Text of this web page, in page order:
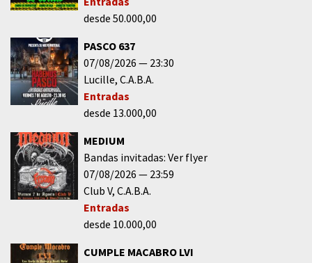
desde 50.000,00
PASCO 637
07/08/2026
23:30
Lucille C.A.B.A.
Entradas
desde 13.000,00
MEDIUM
Bandas invitadas: Ver flyer
07/08/2026
23:59
Club V C.A.B.A.
Entradas
desde 10.000,00
CUMPLE MACABRO LVI